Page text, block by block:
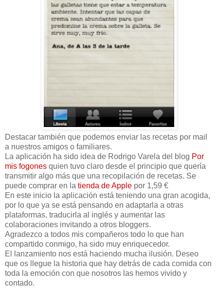
Destacar también que podemos enviar las recetas por mail
a nuestros amigos o familiares.
La aplicación ha sido idea de Rodrigo Varela del blog Por
mis fogones quien tuvo claro desde el principio que quería
transmitir algo más que una recopilación de recetas. Se
puede comprar en la tienda de Apple por 1,59 €
En este inicio la aplicación está teniendo una gran acogida,
por lo que ya se está pensando en adaptarla a otras
plataformas, traducirla al inglés y aumentar las
colaboraciones invitando a otros bloggers.
Agradezco a todos mis compañeros todo lo que han
compartido conmigo, ha sido muy enriquecedor.
El lanzamiento nos está haciendo mucha ilusión. Deseo
que os llegue la historia que hay detrás de cada comida con
toda la emoción con que nosotros las hemos vivido y
contado.